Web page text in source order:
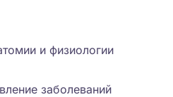
и физиологии
заболеваний